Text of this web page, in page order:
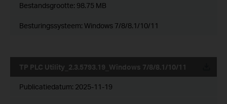
Bestandsgrootte: 98.75 MB
Besturingssysteem: Windows 7/8/8.1/10/11
TP PLC Utility_2.3.5793.19_Windows 7/8/8.1/10/11
Publicatiedatum: 2025-11-19